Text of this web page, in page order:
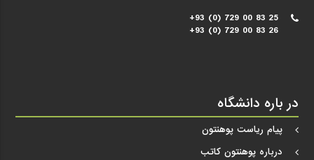
+93 (0) 729 00 83 25
+93 (0) 729 00 83 26
در باره دانشگاه
پیام ریاست پوهنتون
درباره پوهنتون کاتب